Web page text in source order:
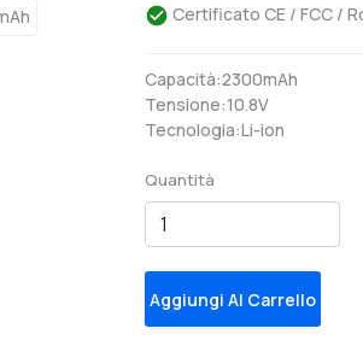
Certificato CE / FCC /
Capacità:2300mAh
Tensione:10.8V
Tecnologia:Li-ion
Quantità
Aggiungi Al Carrello